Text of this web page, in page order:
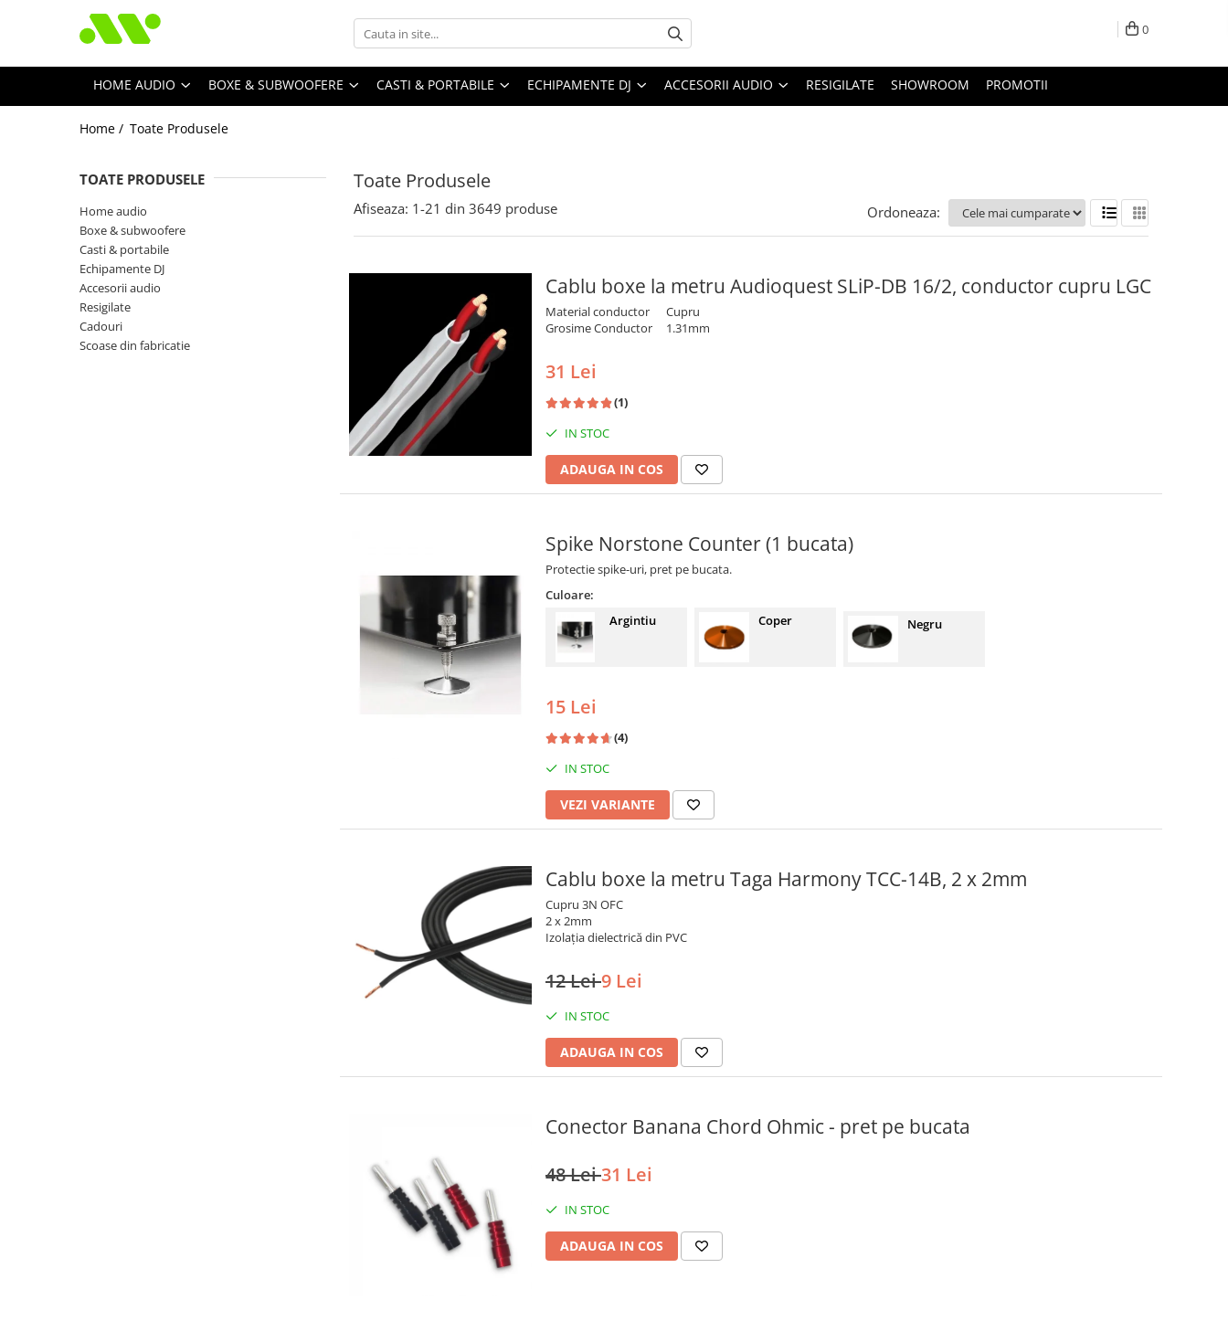
0
HOME AUDIO BOXE & SUBWOOFERE CASTI & PORTABILE ECHIPAMENTE DJ ACCESORII AUDIO RESIGILATE SHOWROOM PROMOTII
Home / Toate Produsele
Toate Produsele
TOATE PRODUSELE
Home audio
Boxe & subwoofere
Casti & portabile
Echipamente DJ
Accesorii audio
Resigilate
Cadouri
Scoase din fabricatie
Afiseaza: 1-21 din 3649 produse Ordoneaza:
Cablu boxe la metru Audioquest SLiP-DB 16/2, conductor cupru LGC
Material conductor
Cupru
Grosime Conductor 1.31mm
31 Lei
(1)
IN STOC
ADAUGA IN COS
Spike Norstone Counter (1 bucata)
Protectie spike-uri, pret pe bucata.
Culoare:
Argintiu
Coper Negru
15 Lei
(4)
IN STOC
VEZI VARIANTE
Cablu boxe la metru Taga Harmony TCC-14B, 2 x 2mm
Cupru 3N OFC
2 x 2mm
Izolația dielectrică din PVC
12 Lei9 Lei
IN STOC
ADAUGA IN COS
Conector Banana Chord Ohmic - pret pe bucata
48 Lei31 Lei
IN STOC
ADAUGA IN COS